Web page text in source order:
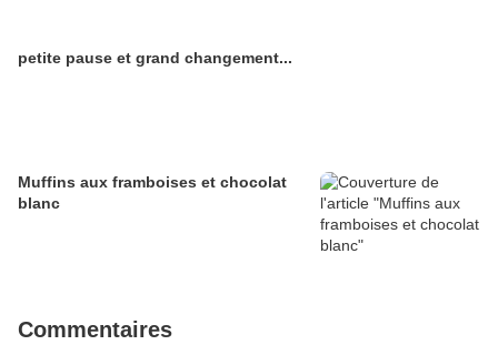
petite pause et grand changement...
Muffins aux framboises et chocolat
blanc
Commentaires